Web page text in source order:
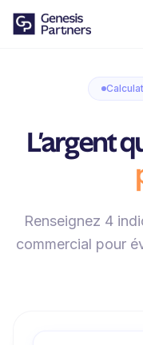
L'argent
Renseignez 4
commercial pour